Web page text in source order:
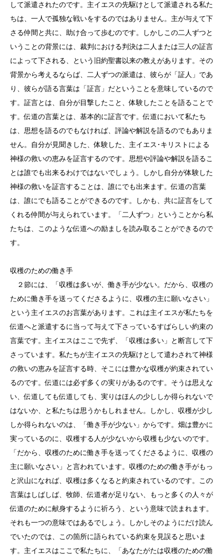
して派遣されたのです。主イエスの先駆けとして派遣される私た
ちは、一人で孤独な戦いをするのではありません。主が与えて下
さる仲間と共に、助け合って歩むのです。しかしこの二人ずつと
いうことの背景には、裁判における判決は二人または三人の証言
によって下される、という旧約聖書以来の教えがあります。その
背景から考えるならば、二人ずつの派遣は、彼らが「証人」であ
り、彼らが語る言葉は「証言」だということを意味しているので
す。証言とは、自分が目撃したこと、体験したことを語ることで
す。伝道の言葉とは、基本的に証言です。伝道において私たち
は、思想を語るのでもなければ、評論や解説を語るのでもありま
せん。自分が見聞きした、体験した、主イエス･キリストによる
神様の救いの恵みを証言するのです。思想や評論や解説を語るこ
とは誰でも出来るわけではないでしょう。しかし自分が体験した
神様の救いを証言することは、誰にでも出来ます。伝道の言葉
は、誰にでも語ることができるのです。しかも、共に証言をして
くれる仲間が与えられています。「二人ずつ」ということから私
たちは、このような伝道への励ましを読み取ることができるので
す。
収穫のための働き手
２節には、「収穫は多いが、働き手が少ない。だから、収穫の
ために働き手を送ってくださるように、収穫の主に願いなさい」
という主イエスのお言葉があります。これは主イエスが私たちを
伝道へと派遣するに当って与えて下さっているすばらしい約束の
言葉です。主イエスはここで先ず、「収穫は多い」と断言して下
さっています。私たちが主イエスの先駆けとして遣わされて神様
の救いの恵みを証言する時、そこには豊かな収穫が約束されてい
るのです。伝道には必ず多くの実りがあるのです。そうは思えな
い、伝道しても伝道しても、実りはほんの少ししか得られないで
はないか、と私たちは思うかもしれません。しかし、収穫が少し
しか得られないのは、「働き手が少ない」からです。畑は豊かに
実っているのに、収穫する人が少ないから収穫も少ないのです。
「だから、収穫のために働き手を送ってくださるように、収穫の
主に願いなさい」と言われています。収穫のための働き手がもっ
と沢山になれば、収穫は多くなると約束されているのです。この
言葉はしばしば、牧師、伝道者が足りない、もっと多くの人々が
伝道のために献身するように祈ろう、という意味で読まれます。
それも一つの意味ではあるでしょう。しかしそのようにだけ読ん
でいたのでは、この箇所に語られている約束を見誤ると思いま
す。主イエスはここで私たちに、「あなたがたは収穫のための働